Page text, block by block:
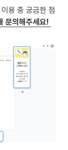
용 중 궁금한 점